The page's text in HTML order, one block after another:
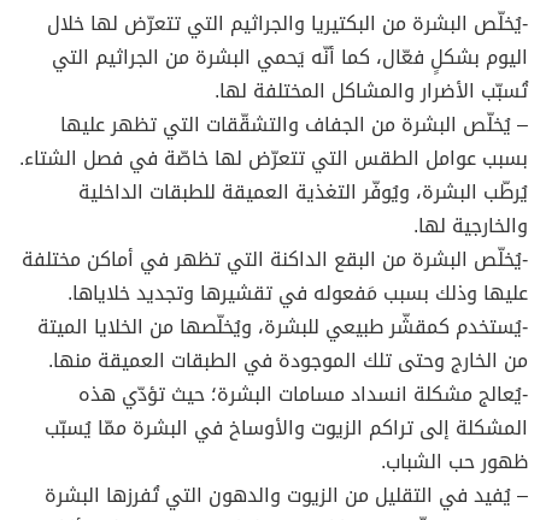
-يُخلّص البشرة من البكتيريا والجراثيم التي تتعرّض لها خلال
اليوم بشكلٍ فعّال، كما أنّه يَحمي البشرة من الجراثيم التي
تُسبّب الأضرار والمشاكل المختلفة لها.
– يُخلّص البشرة من الجفاف والتشقّقات التي تظهر عليها
بسبب عوامل الطقس التي تتعرّض لها خاصّة في فصل الشتاء.
يُرطّب البشرة، ويُوفّر التغذية العميقة للطبقات الداخلية
والخارجية لها.
-يُخلّص البشرة من البقع الداكنة التي تظهر في أماكن مختلفة
عليها وذلك بسبب مَفعوله في تقشيرها وتجديد خلاياها.
-يُستخدم كمقشّر طبيعي للبشرة، ويُخلّصها من الخلايا الميتة
من الخارج وحتى تلك الموجودة في الطبقات العميقة منها.
-يُعالج مشكلة انسداد مسامات البشرة؛ حيث تؤدّي هذه
المشكلة إلى تراكم الزيوت والأوساخ في البشرة ممّا يُسبّب
ظهور حب الشباب.
– يُفيد في التقليل من الزيوت والدهون التي تُفرزها البشرة